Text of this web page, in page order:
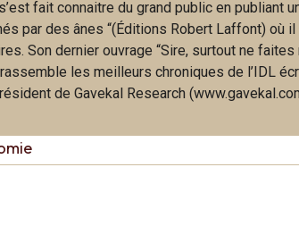
fait connaitre du grand public en publiant
par des ânes “(Éditions Robert Laffont) où
Son dernier ouvrage “Sire, surtout ne faites
les meilleurs chroniques de l’IDL
de Gavekal Research